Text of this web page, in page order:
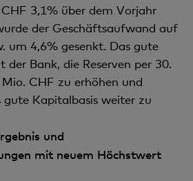
3,1% über dem Vorjahr
der Geschäftsaufwand auf
um 4,6% gesenkt. Das gute
der Bank, die Reserven per 30.
CHF zu erhöhen und
gute Kapitalbasis weiter zu
und
mit neuem Höchstwert